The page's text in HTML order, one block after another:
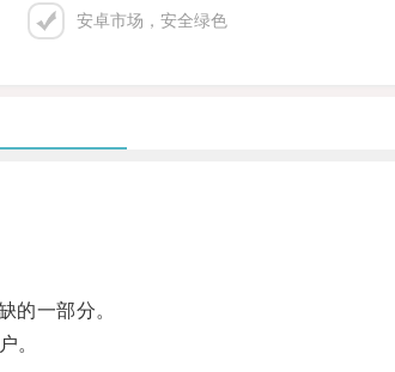
安卓市场，安全绿色
一部分。
。